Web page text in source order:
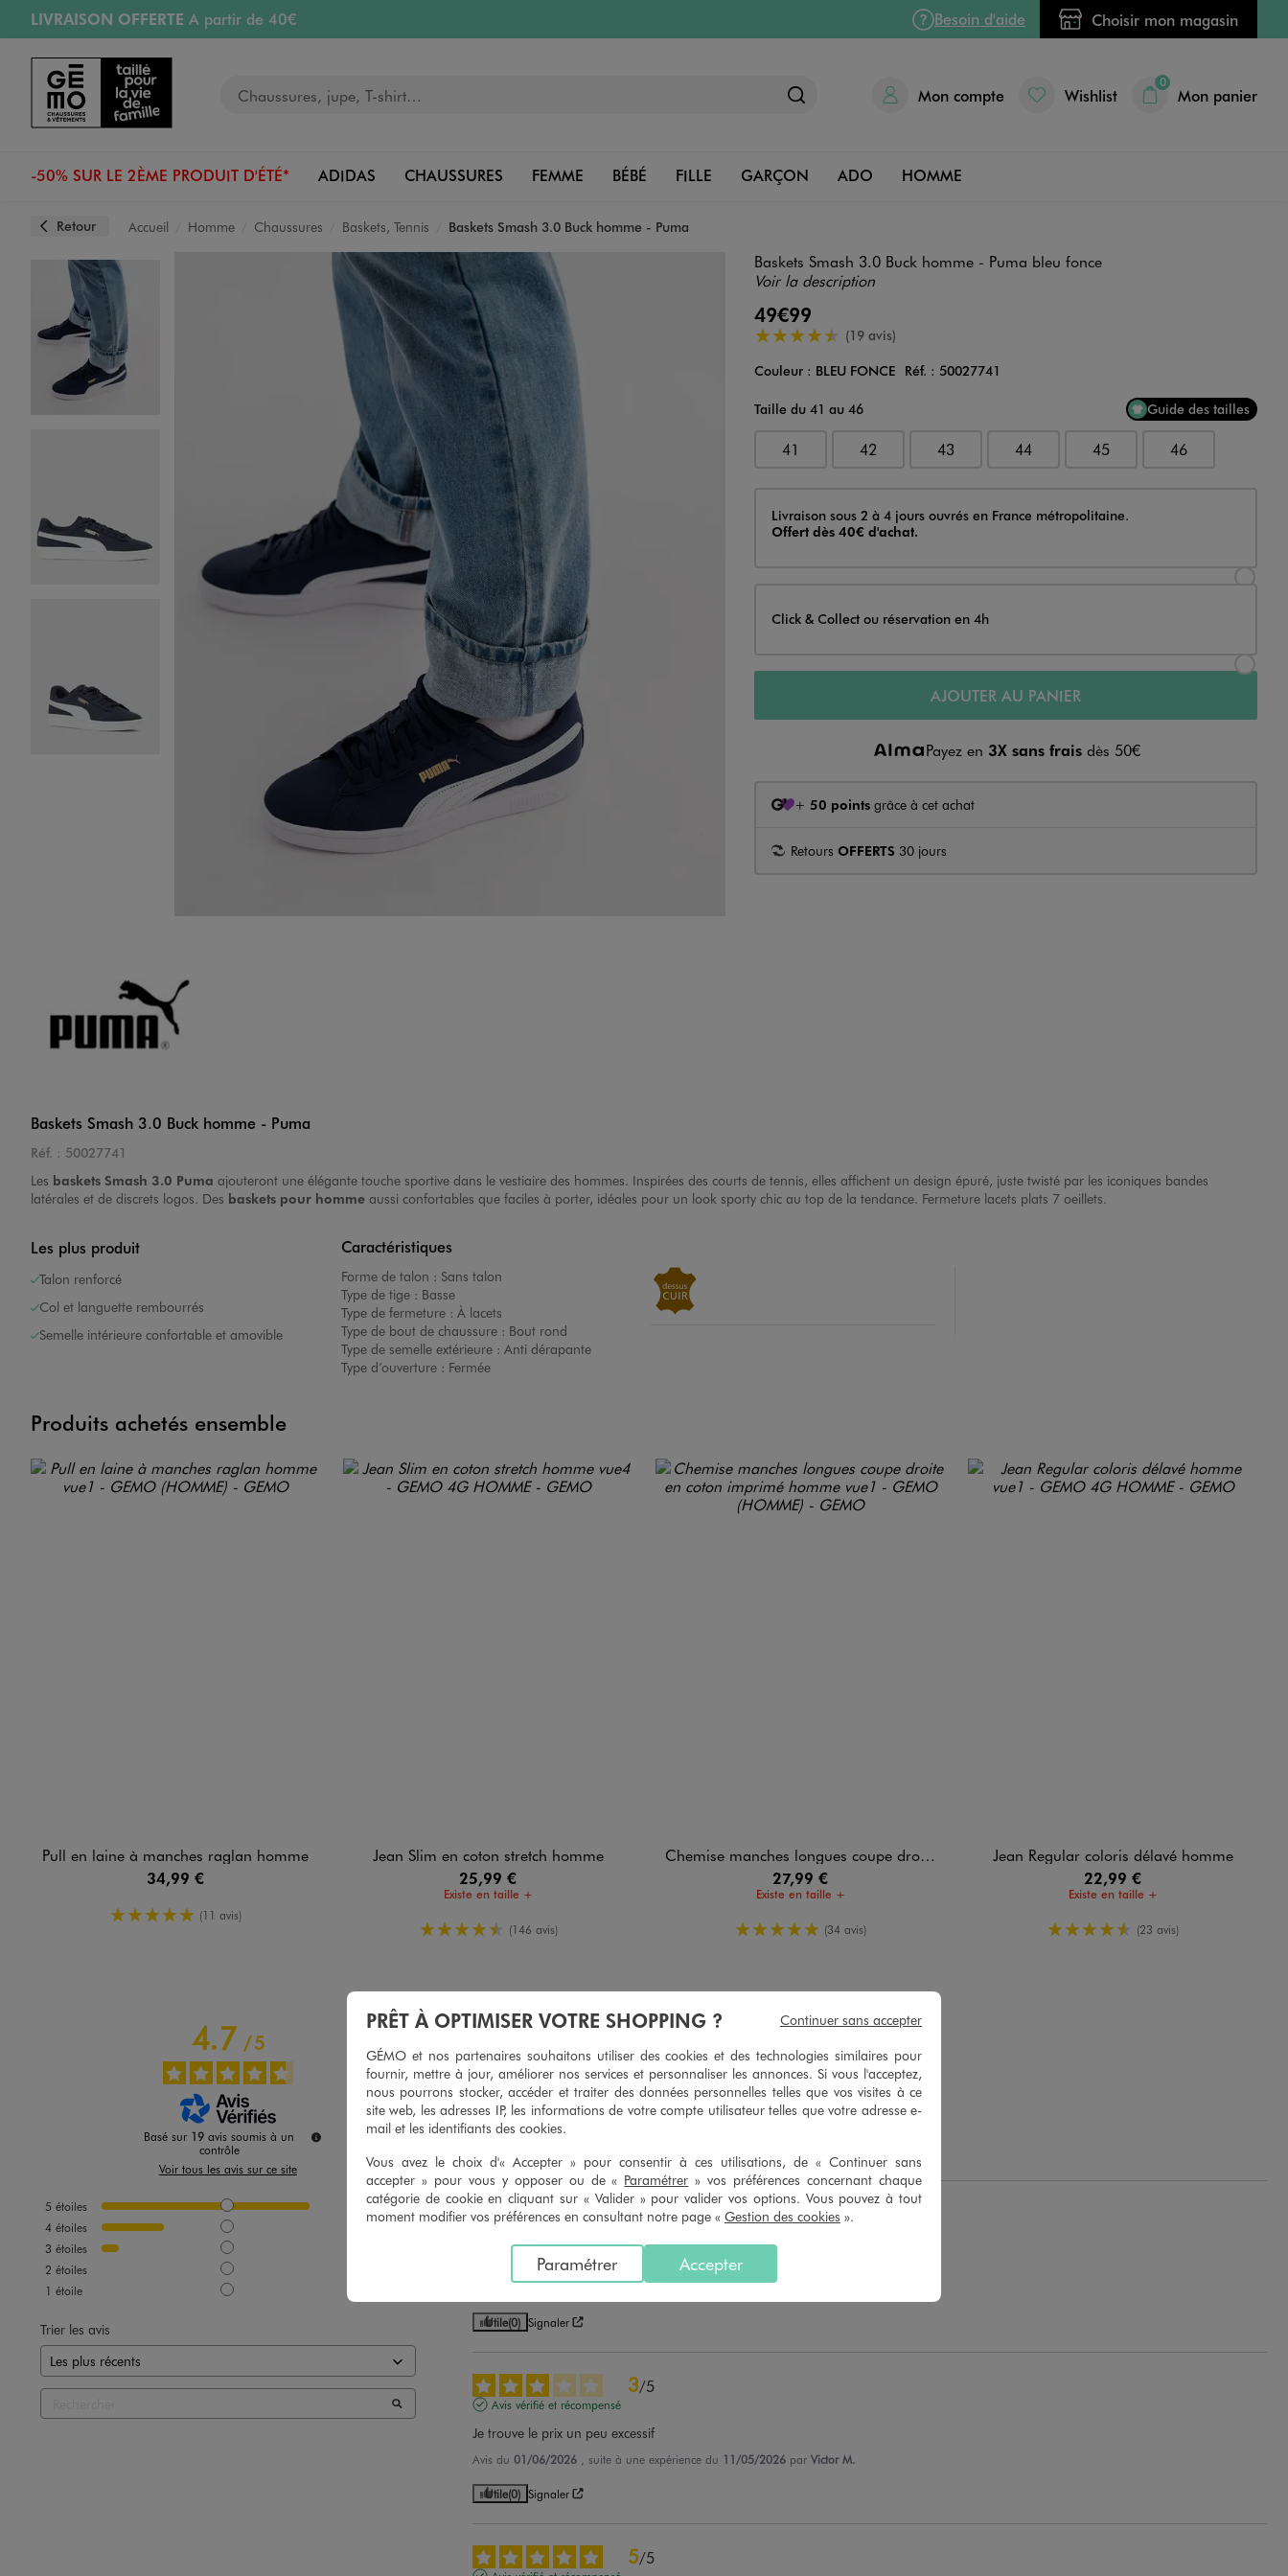
Aller au contenu principal
Aller à la navigation
LIVRAISON OFFERTE A partir de 40€
RETRAIT ET LIVRAISON OFFERTE
RÉSERVATION GRATUITE
4h en magasin
Retours OFFERTSpendant 30 jours
Besoin d'aide Choisir mon magasin
Mon compte Wishlist
0
Mon panier
-50% SUR LE 2ÈME PRODUIT D'ÉTÉ* ADIDAS CHAUSSURES FEMME BÉBÉ FILLE GARÇON ADO HOMME
Retour Accueil Homme Chaussures Baskets, Tennis Baskets Smash 3.0 Buck homme - Puma
Image 6 sur 7
Baskets Smash 3.0 Buck homme - Puma bleu fonce
Voir la description
49€99
4.5/5 de moyenne
(19 avis)
Couleur
Couleur : BLEU FONCE Réf. : 50027741
Taille du 41 au 46
Guide des tailles
41 42 43 44 45 46
Livraison
Livraison sous 2 à 4 jours ouvrés en France métropolitaine.
Offert dès 40€ d'achat.
Click & Collect ou réservation en 4h
AJOUTER AU PANIER
Payez en 3X sans fraisdès 50€
+ 50 pointsgrâce à cet achat
Retours OFFERTS 30 jours
Baskets Smash 3.0 Buck homme - Puma
Réf. : 50027741
Les baskets Smash 3.0 Puma ajouteront une élégante touche sportive dans le vestiaire des hommes. Inspirées des courts de tennis, elles affichent un design épuré, juste twisté par les iconiques bandes
latérales et de discrets logos. Des baskets pour homme aussi confortables que faciles à porter, idéales pour un look sporty chic au top de la tendance. Fermeture lacets plats 7 oeillets.
Les plus produit
Talon renforcé
Col et languette rembourrés
Semelle intérieure confortable et amovible
Caractéristiques
Forme de talon : Sans talon
Type de tige : Basse
Type de fermeture : À lacets
Type de bout de chaussure : Bout rond
Type de semelle extérieure : Anti dérapante
Type d’ouverture : Fermée
Produits achetés ensemble
Pull en laine à manches raglan homme
34,99 €
5/5 de moyenne
(11 avis)
Jean Slim en coton stretch homme
25,99 €
Existe en taille +
4.5/5 de moyenne
(146 avis)
Chemise manches longues coupe droite en coton imprimé homme
27,99 €
Existe en taille +
5/5 de moyenne
(34 avis)
Jean Regular coloris délavé homme
22,99 €
Existe en taille +
4.5/5 de moyenne
(23 avis)
4.7/5
Basé sur 19 avis soumis à un
contrôle
Voir tous les avis sur ce site
5 étoiles
14
4 étoiles
3 étoiles
2 étoiles
1 étoile
Trier les avis
Avis vérifié et récompensé
confortable
Avis du27/07/2026 , suite à une expérience du13/07/2026 parLouis V.
5/ 5
Moi qui marche beaucoup je suis très bien dedans
Avis du10/07/2026 , suite à une expérience du26/06/2026
Utile(0) Signaler
3/5
Avis vérifié et récompensé
Je trouve le prix un peu excessif
Avis du 01/06/2026 , suite à une expérience du 11/05/2026 par Victor M.
Utile(0) Signaler
5/5
PRÊT À OPTIMISER VOTRE SHOPPING ?
GÉMO et nos partenaires souhaitons utiliser des cookies et des technologies similaires pour
fournir, mettre à jour, améliorer nos services et personnaliser les annonces. Si vous l'acceptez,
nous pourrons stocker, accéder et traiter des données personnelles telles que vos visites à ce
site web, les adresses IP, les informations de votre compte utilisateur telles que votre adresse e-
mail et les identifiants des cookies.
Vous avez le choix d'« Accepter » pour consentir à ces utilisations, de « Continuer sans
accepter » pour vous y opposer ou de « Paramétrer » vos préférences concernant chaque
catégorie de cookie en cliquant sur « Valider » pour valider vos options. Vous pouvez à tout
moment modifier vos préférences en consultant notre page « Gestion des cookies ».
Accepter
Paramétrer
Continuer sans accepter